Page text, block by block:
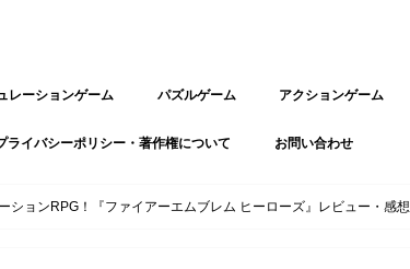
レーションゲーム パズルゲーム アクションゲーム
ライバシーポリシー・著作権について お問い合わせ
ションRPG！『ファイアーエムブレム ヒーローズ』レビュー・感想